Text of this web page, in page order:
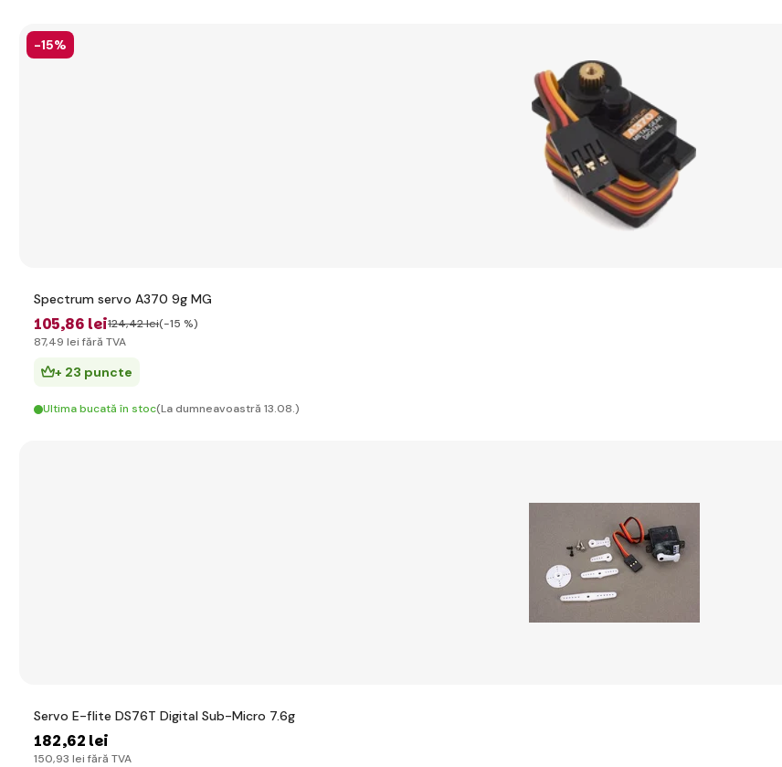
-15%
Spectrum servo A370 9g MG
105,86 lei124,42 lei(-15 %)
87,49 lei fără TVA
+ 23 puncte
Ultima bucată în stoc(La dumneavoastră 13.08.)
Servo E-flite DS76T Digital Sub-Micro 7.6g
182,62 lei
150,93 lei fără TVA